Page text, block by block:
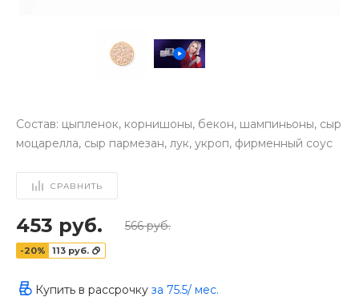
Состав: цыпленок, корнишоны, бекон, шампиньоны, сыр
моцарелла, сыр пармезан, лук, укроп, фирменный соус
СРАВНИТЬ
453 руб. 566 руб.
-20% 113 руб.
Купить в рассрочку за 75.5/ мес.